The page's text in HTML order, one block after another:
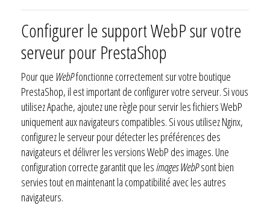
Configurer le support WebP sur votre
serveur pour PrestaShop
Pour que WebPfonctionne correctement sur votre boutique
PrestaShop, il est important de configurer votre serveur. Si vous
utilisez Apache, ajoutez une règle pour servir les fichiers WebP
uniquement aux navigateurs compatibles. Si vous utilisez Nginx,
configurez le serveur pour détecter les préférences des
navigateurs et délivrer les versions WebP des images. Une
configuration correcte garantit que lesimages WebPsont bien
servies tout en maintenant la compatibilité avec les autres
navigateurs.